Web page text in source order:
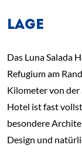
LAGE
Das Luna Salada
Refugium am
Kilometer von
Hotel ist fast
besondere
Design und